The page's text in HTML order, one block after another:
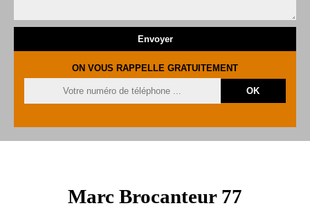
ON VOUS RAPPELLE GRATUITEMENT
Marc Brocanteur 77